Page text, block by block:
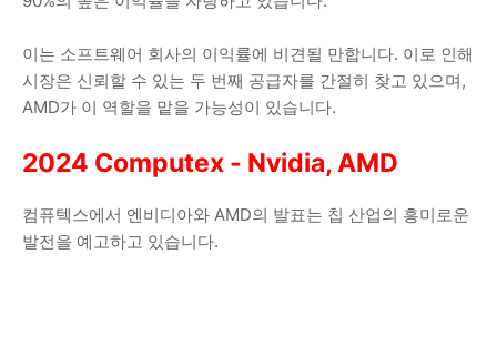
이는 소프트웨어 회사의 이익률에 비견될 만합니다. 이로 인해
시장은 신뢰할 수 있는 두 번째 공급자를 간절히 찾고 있으며,
AMD가 이 역할을 맡을 가능성이 있습니다.
2024 Computex - Nvidia, AMD
컴퓨텍스에서 엔비디아와 AMD의 발표는 칩 산업의 흥미로운
발전을 예고하고 있습니다.